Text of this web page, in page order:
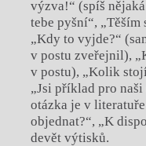
výzva!“ (spíš
tebe pyšní“, „Těším
„Kdy to vyjde?“
v postu zveřejnil),
v postu), „Kolik
„Jsi příklad pro naši
otázka je v
objednat?“, „K
devět výtisků.